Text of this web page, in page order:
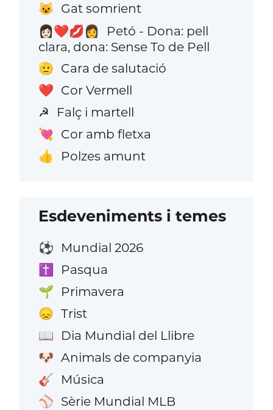
😺 Gat somrient
👩🏻‍❤️‍💋‍👩
Petó - Dona: pell
clara, dona: Sense To de Pell
🫡 Cara de salutació
❤️ Cor Vermell
☭ Falç i martell
💘 Cor amb fletxa
👍 Polzes amunt
Esdeveniments i temes
⚽ Mundial 2026
✝️ Pasqua
🌱 Primavera
😞 Trist
📖 Dia Mundial del Llibre
🐶 Animals de companyia
🎸 Música
⚾ Sèrie Mundial MLB